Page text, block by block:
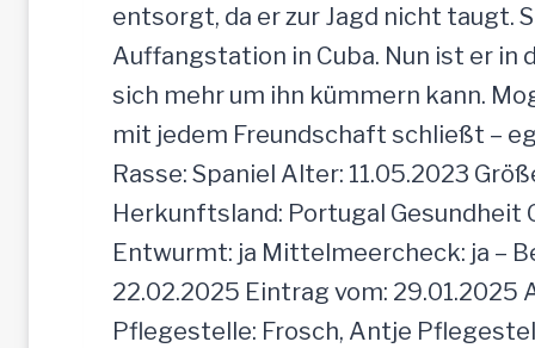
entsorgt, da er zur Jagd nicht taugt.
Auffangstation in Cuba. Nun ist er in
sich mehr um ihn kümmern kann.
mit jedem Freundschaft schließt –
Rasse: Spaniel Alter: 11.05.2023
Herkunftsland: Portugal Gesundheit
Entwurmt: ja Mittelmeercheck: ja –
22.02.2025 Eintrag vom: 29.01.2025
Pflegestelle: Frosch, Antje